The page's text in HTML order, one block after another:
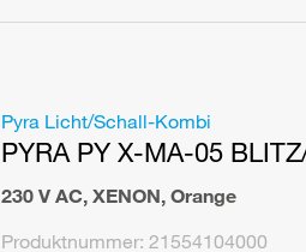
Pyra Licht/Schall-Kombi
PYRA PY X-MA-05
230 V AC, XENON, Orange
Produktnummer: 21554104000